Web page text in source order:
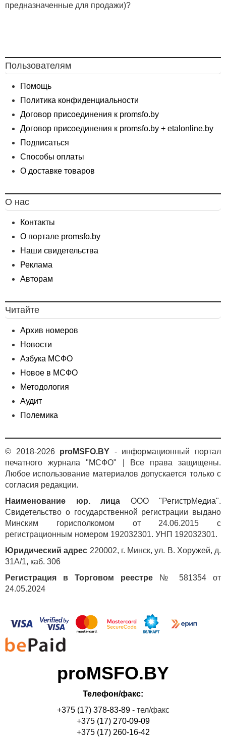
предназначенные для продажи)?
Пользователям
Помощь
Политика конфиденциальности
Договор присоединения к promsfo.by
Договор присоединения к promsfo.by + etalonline.by
Подписаться
Способы оплаты
О доставке товаров
О нас
Контакты
О портале promsfo.by
Наши свидетельства
Реклама
Авторам
Читайте
Архив номеров
Новости
Азбука МСФО
Новое в МСФО
Методология
Аудит
Полемика
© 2018-2026 proMSFO.BY - информационный портал
печатного журнала "МСФО" | Все права защищены.
Любое использование материалов допускается только с
согласия редакции.
Наименование юр. лица ООО "РегистрМедиа".
Свидетельство о государственной регистрации выдано
Минским горисполкомом от 24.06.2015 с
регистрационным номером 192032301. УНП 192032301.
Юридический адрес 220002, г. Минск, ул. В. Хоружей, д.
31А/1, каб. 306
Регистрация в Торговом реестре № 581354 от
24.05.2024
proMSFO.BY
Телефон/факс:
+375 (17) 378-83-89- тел/факс
+375 (17) 270-09-09
+375 (17) 260-16-42